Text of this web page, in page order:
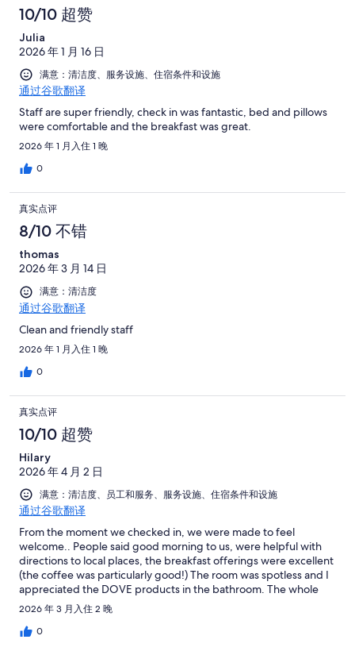
10/10 超赞
Julia
2026 年 1 月 16 日
满意：清洁度、服务设施、住宿条件和设施
通过谷歌翻译
Staff are super friendly, check in was fantastic, bed and pillows
were comfortable and the breakfast was great.
2026 年 1 月入住 1 晚
0
真实点评
8/10 不错
thomas
2026 年 3 月 14 日
满意：清洁度
通过谷歌翻译
Clean and friendly staff
2026 年 1 月入住 1 晚
0
真实点评
10/10 超赞
Hilary
2026 年 4 月 2 日
满意：清洁度、员工和服务、服务设施、住宿条件和设施
通过谷歌翻译
From the moment we checked in, we were made to feel
welcome.. People said good morning to us, were helpful with
directions to local places, the breakfast offerings were excellent
(the coffee was particularly good!) The room was spotless and I
appreciated the DOVE products in the bathroom. The whole
experience was very, very good value for the money and the
staff working there really made the stay lovely and personal...
Well done!
2026 年 3 月入住 2 晚
0